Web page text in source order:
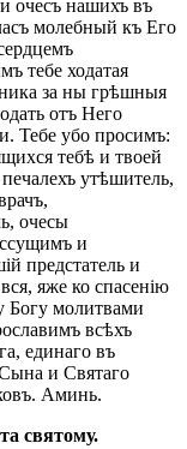
очесъ нашихъ въ
молебный къ Его
тебе ходатая
за ны грѣшныя
отъ Него
Тебе убо просимъ:
тебѣ и твоей
утѣшитель,
очесы
и
предстатель и
яже ко спасенію
Богу молитвами
всѣхъ
единаго въ
и Святаго
Аминь.
святому.